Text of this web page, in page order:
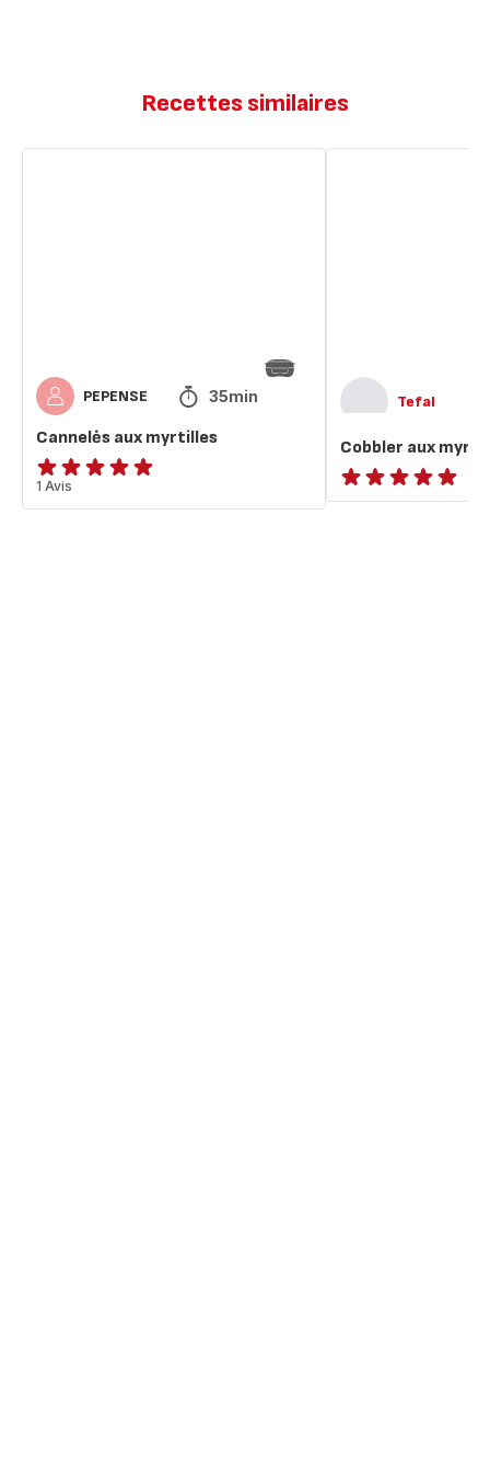
Recettes similaires
PEPENSE 35min
Cannelės aux myrtilles
Avis
5
1 Avis
Tefal
Cobbler aux
ratings.NaN